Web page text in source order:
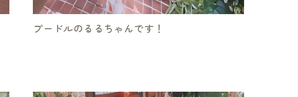
プードルのるるちゃんです！